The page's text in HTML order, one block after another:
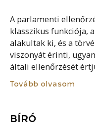
A parlamenti
klasszikus funkciója,
alakultak ki, és a
viszonyát érinti,
általi ellenőrzését
Tovább olvasom
BÍRÓ